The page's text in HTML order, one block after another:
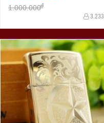
1.000.000đ
3.233